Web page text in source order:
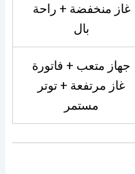
غاز منخفضة + راحة
بال
جهاز متعب + فاتورة
غاز مرتفعة + توتر
مستمر